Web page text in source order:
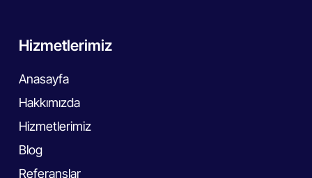
Hizmetlerimiz
Anasayfa
Hakkımızda
Hizmetlerimiz
Blog
Referanslar